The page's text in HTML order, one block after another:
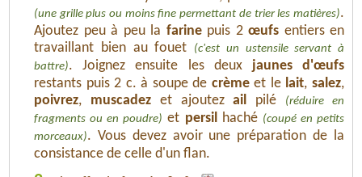
(une grille plus ou moins fine permettant de trier les matières).
Ajoutez peu à peu la farinepuis 2 œufs entiers en
travaillant bien au fouet
(c'est un ustensile servant à
battre). Joignez ensuite les deux jaunes d'œufs
restants puis 2 c. à soupe de crèmeet le lait,salez,
poivrez, muscadezet ajoutezail pilé
(réduire en
fragments ou en poudre) et persil haché (coupé en petits
morceaux). Vous devez avoir une préparation de la
consistance de celle d'un flan.